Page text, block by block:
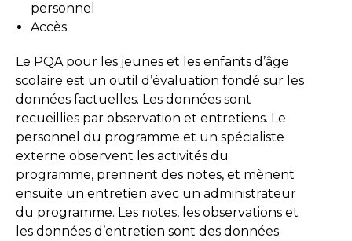
personnel
Accès
Le PQA pour les jeunes et les enfants d’âge
scolaire est un outil d’évaluation fondé sur les
données factuelles. Les données sont
recueillies par observation et entretiens. Le
personnel du programme et un spécialiste
externe observent les activités du
programme, prennent des notes, et mènent
ensuite un entretien avec un administrateur
du programme. Les notes, les observations et
les données d’entretien sont des données